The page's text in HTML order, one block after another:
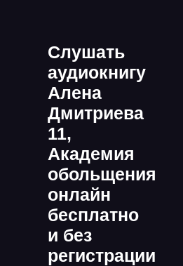
Слушать
аудиокнигу
Алена
Дмитриева
11,
Академия
обольщения
онлайн
бесплатно
и без
регистрации